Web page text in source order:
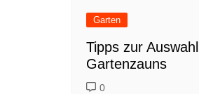
Garten
Tipps zur
Gartenzauns
0